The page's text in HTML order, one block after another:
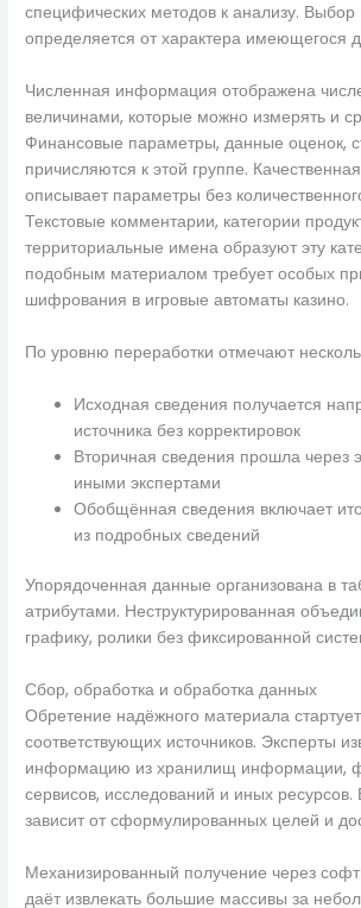
специфических методов к анализу.
определяется от характера имеющегося
Численная информация отображена
величинами, которые можно измерять и
Финансовые параметры, данные оценок,
причисляются к этой группе.
описывает параметры без
Текстовые комментарии, категории
территориальные имена образуют эту
подобным материалом требует особых
шифрования в игровые автоматы казино.
По уровню переработки отмечают
Исходная сведения получается
источника без корректировок
Вторичная сведения прошла через
иными экспертами
Обобщённая сведения включает
из подробных сведений
Упорядоченная данные организована в
атрибутами. Неструктурированная
графику, ролики без фиксированной
Сбор, обработка и обработка данных
Обретение надёжного материала
соответствующих источников. Эксперты
информацию из хранилищ информации,
сервисов, исследований и иных
зависит от сформулированных целей и
Механизированный получение через
даёт извлекать большие массивы за